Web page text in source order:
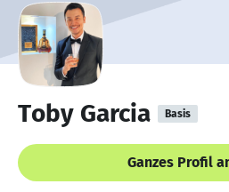
Toby Garcia Basis
Ganzes Profil